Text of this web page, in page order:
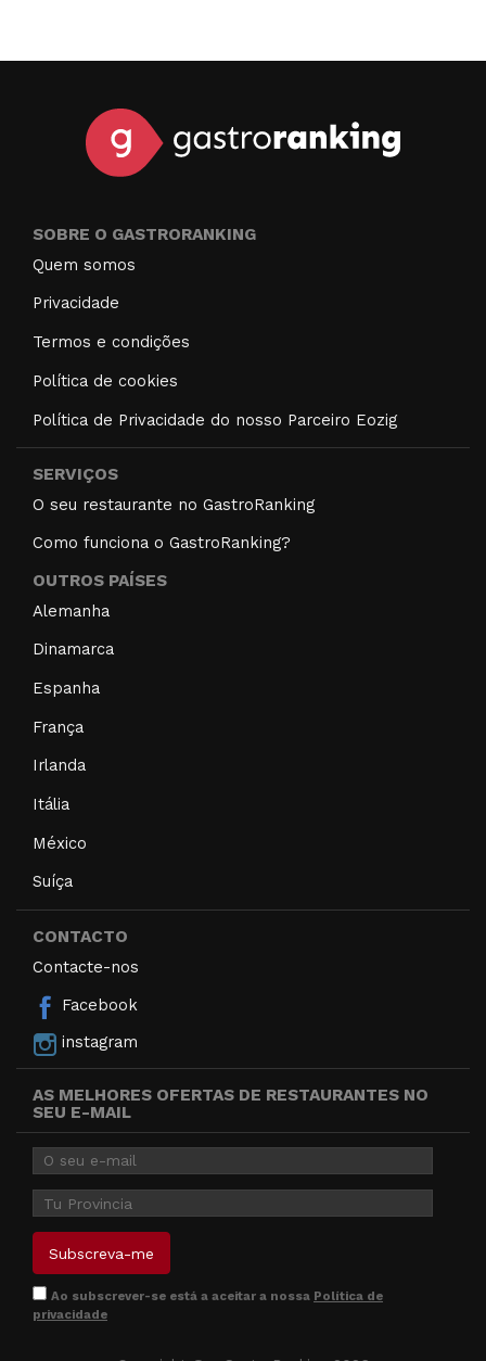
SOBRE O GASTRORANKING
Quem somos
Privacidade
Termos e condições
Política de cookies
Política de Privacidade do nosso Parceiro Eozig
SERVIÇOS
O seu restaurante no GastroRanking
Como funciona o GastroRanking?
OUTROS PAÍSES
Alemanha
Dinamarca
Espanha
França
Irlanda
Itália
México
Suíça
CONTACTO
Contacte-nos
Facebook
instagram
AS MELHORES OFERTAS DE RESTAURANTES NO
SEU E-MAIL
Ao subscrever-se está a aceitar a nossa Política de
privacidade